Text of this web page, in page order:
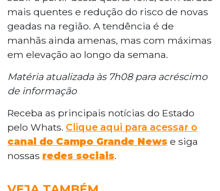
mais quentes e redução do risco de novas
geadas na região. A tendência é de
manhãs ainda amenas, mas com máximas
em elevação ao longo da semana.
Matéria atualizada às 7h08 para acréscimo
de informação
Receba as principais notícias do Estado
pelo Whats. Clique aqui para acessar o
canal do Campo Grande News e siga
nossas redes sociais.